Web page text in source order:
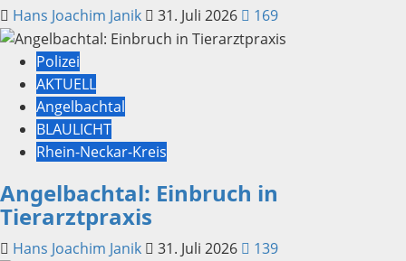
Hans Joachim Janik 31. Juli 2026 169
Polizei
AKTUELL
Angelbachtal
BLAULICHT
Rhein-Neckar-Kreis
Angelbachtal: Einbruch in
Tierarztpraxis
Hans Joachim Janik 31. Juli 2026 139